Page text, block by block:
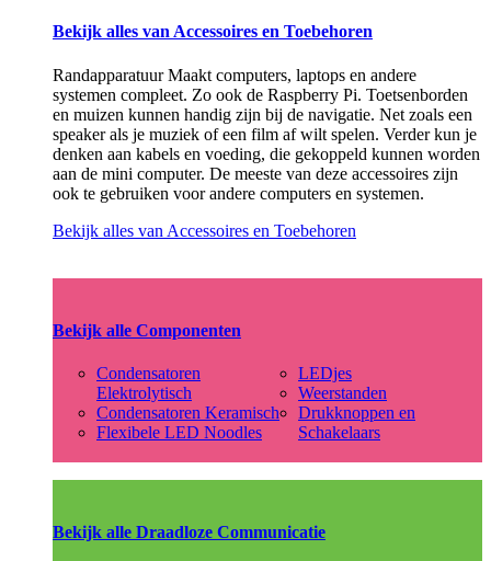
Bekijk alles van Accessoires en Toebehoren
Randapparatuur Maakt computers, laptops en andere
systemen compleet. Zo ook de Raspberry Pi. Toetsenborden
en muizen kunnen handig zijn bij de navigatie. Net zoals een
speaker als je muziek of een film af wilt spelen. Verder kun je
denken aan kabels en voeding, die gekoppeld kunnen worden
aan de mini computer. De meeste van deze accessoires zijn
ook te gebruiken voor andere computers en systemen.
Bekijk alles van Accessoires en Toebehoren
Bekijk alle Componenten
Condensatoren
Elektrolytisch
Condensatoren Keramisch
Flexibele LED Noodles
LEDjes
Weerstanden
Drukknoppen en
Schakelaars
Bekijk alle Draadloze Communicatie